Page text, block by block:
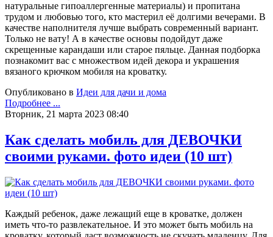
натуральные гипоаллергенные материалы) и пропитана
трудом и любовью того, кто мастерил её долгими вечерами. В
качестве наполнителя лучше выбрать современный вариант.
Только не вату! А в качестве основы подойдут даже
скрещенные карандаши или старое пяльце. Данная подборка
познакомит вас с множеством идей декора и украшения
вязаного крючком мобиля на кроватку.
Опубликовано в Идеи для дачи и дома
Подробнее ...
Вторник, 21 марта 2023 08:40
Как сделать мобиль для ДЕВОЧКИ
своими руками. фото идеи (10 шт)
Каждый ребенок, даже лежащий еще в кроватке, должен
иметь что-то развлекательное. И это может быть мобиль на